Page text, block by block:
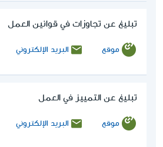
تبليغ عن تجاوزات في قوانين العمل
موقع البريد الإلكتروني
تبليغ عن التمييز في العمل
موقع البريد الإلكتروني